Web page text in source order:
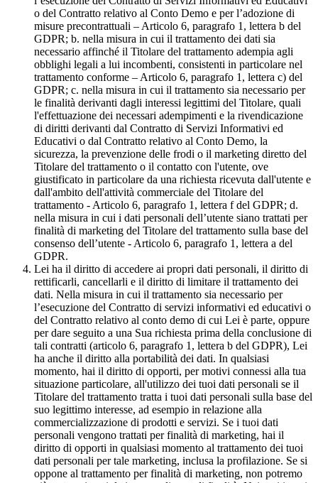
o del Contratto relativo al Conto Demo e per l’adozione di
misure precontrattuali – Articolo 6, paragrafo 1, lettera b del
GDPR; b. nella misura in cui il trattamento dei dati sia
necessario affinché il Titolare del trattamento adempia agli
obblighi legali a lui incombenti, consistenti in particolare nel
trattamento conforme – Articolo 6, paragrafo 1, lettera c) del
GDPR; c. nella misura in cui il trattamento sia necessario per
le finalità derivanti dagli interessi legittimi del Titolare, quali
l'effettuazione dei necessari adempimenti e la rivendicazione
di diritti derivanti dal Contratto di Servizi Informativi ed
Educativi o dal Contratto relativo al Conto Demo, la
sicurezza, la prevenzione delle frodi o il marketing diretto del
Titolare del trattamento o il contatto con l'utente, ove
giustificato in particolare da una richiesta ricevuta dall'utente e
dall'ambito dell'attività commerciale del Titolare del
trattamento - Articolo 6, paragrafo 1, lettera f del GDPR; d.
nella misura in cui i dati personali dell’utente siano trattati per
finalità di marketing del Titolare del trattamento sulla base del
consenso dell’utente - Articolo 6, paragrafo 1, lettera a del
GDPR.
Lei ha il diritto di accedere ai propri dati personali, il diritto di
rettificarli, cancellarli e il diritto di limitare il trattamento dei
dati. Nella misura in cui il trattamento sia necessario per
l’esecuzione del Contratto di servizi informativi ed educativi o
del Contratto relativo al conto demo di cui Lei è parte, oppure
per dare seguito a una Sua richiesta prima della conclusione di
tali contratti (articolo 6, paragrafo 1, lettera b del GDPR), Lei
ha anche il diritto alla portabilità dei dati. In qualsiasi
momento, hai il diritto di opporti, per motivi connessi alla tua
situazione particolare, all'utilizzo dei tuoi dati personali se il
Titolare del trattamento tratta i tuoi dati personali sulla base del
suo legittimo interesse, ad esempio in relazione alla
commercializzazione di prodotti e servizi. Se i tuoi dati
personali vengono trattati per finalità di marketing, hai il
diritto di opporti in qualsiasi momento al trattamento dei tuoi
dati personali per tale marketing, inclusa la profilazione. Se si
oppone al trattamento per finalità di marketing, non potremo